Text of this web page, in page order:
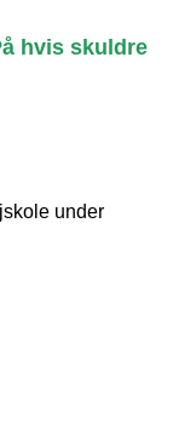
hvis skuldre
under